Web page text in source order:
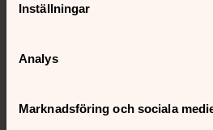
Inställningar
Analys
Marknadsföring och sociala
Sociala kanaler